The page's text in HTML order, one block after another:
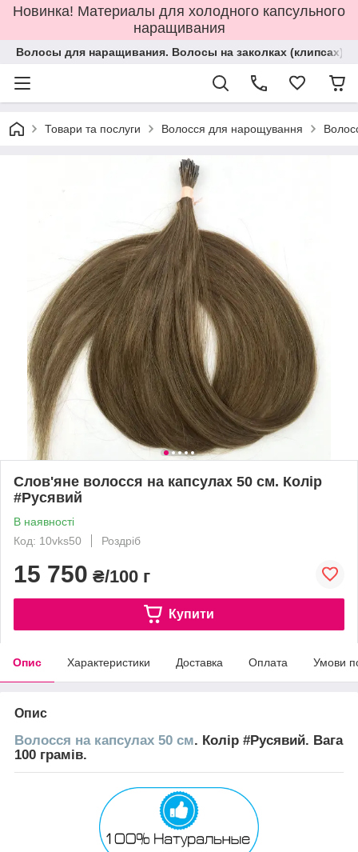
Новинка! Материалы для холодного капсульного
наращивания
Волосы для наращивания. Волосы на заколках (клипсах).
Товари та послуги Волосся для нарощування
Слов'яне волосся на капсулах 50 см. Колір
#Русявий
В наявності
Код: 10vks50
Роздріб
15 750 ₴/100 г
Купити
Опис Характеристики Доставка Оплата Умови
Опис
Волосся на капсулах 50 см. Колір #Русявий. Вага
100 грамів.